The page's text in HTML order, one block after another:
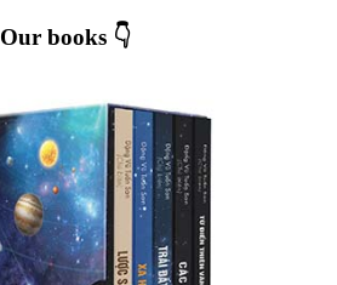
Our books 👇